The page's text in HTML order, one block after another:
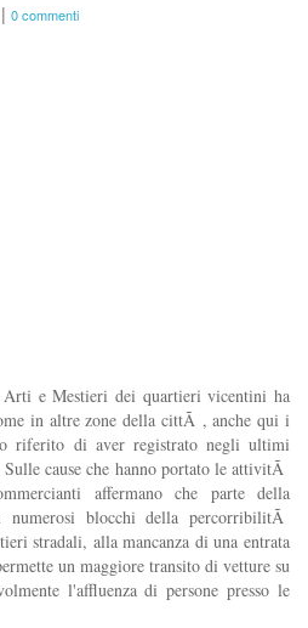
| 0 commenti
e Mestieri dei quartieri vicentini ha
in altre zone della cittÃ , anche qui i
riferito di aver registrato negli ultimi
cause che hanno portato le attivitÃ
affermano che parte della
blocchi della percorribilitÃ
stradali, alla mancanza di una entrata
un maggiore transito di vetture su
l'affluenza di persone presso le